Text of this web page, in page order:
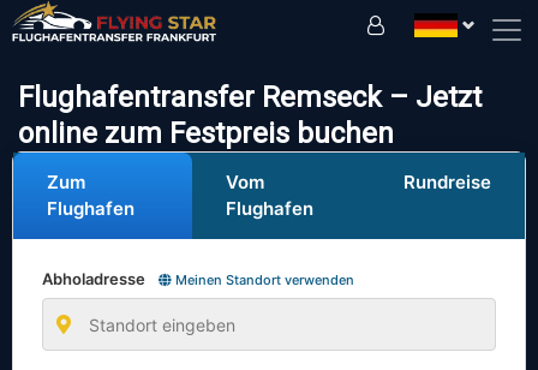
Flughafentransfer Remseck – Jetzt
online zum Festpreis buchen
Zum
Flughafen
Vom
Flughafen
Rundreise
Abholadresse Meinen Standort verwenden